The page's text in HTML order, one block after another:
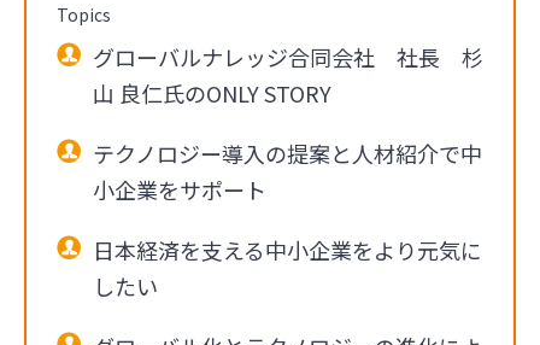
Topics
グローバルナレッジ合同会社 社長 杉
山 良仁氏のONLY STORY
テクノロジー導入の提案と人材紹介で中
小企業をサポート
日本経済を支える中小企業をより元気に
したい